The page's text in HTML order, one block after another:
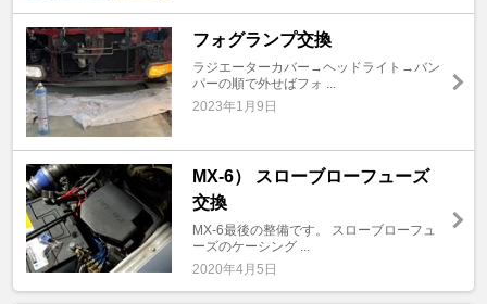
フォグランプ交換
ラジエーターカバー→ヘッドライト→バン
パーの順で外せばフォ ...
2023年1月9日
MX-6） スローブローフューズ
交換
MX-6最後の整備です。 スローブローフュ
ーズのケーシング ...
2020年4月5日